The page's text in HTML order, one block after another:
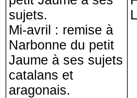
sujets.
Mi-avril : remise à
Narbonne du petit
Jaume à ses sujets
catalans et
aragonais.